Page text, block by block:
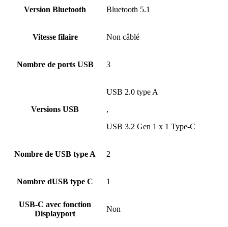
Version Bluetooth Bluetooth 5.1
Vitesse filaire Non câblé
Nombre de ports USB 3
Versions USB
USB 2.0 type A
,
USB 3.2 Gen 1 x 1 Type-C
Nombre de USB type A 2
Nombre dUSB type C 1
USB-C avec fonction
Displayport
Non